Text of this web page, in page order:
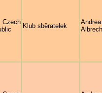
Czech
Klub sběratelek
Andrea